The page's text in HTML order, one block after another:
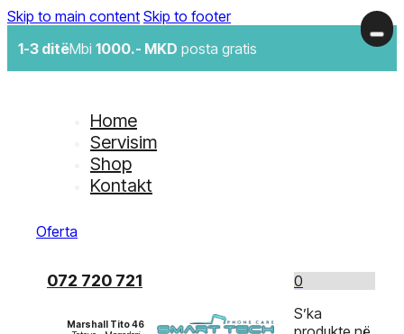
Skip to main content Skip to footer
1-3 ditëMbi 1000.- MKD posta gratis
Home
Servisim
Shop
Kontakt
Oferta
072 720 721
Marshall Tito 46
0
S’ka